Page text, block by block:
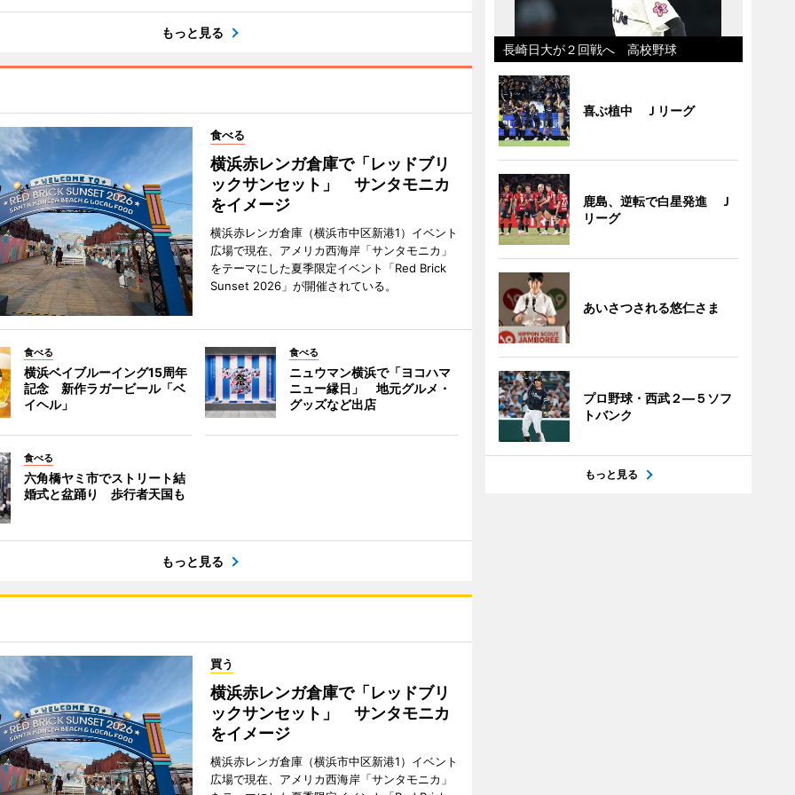
もっと見る
食べる
横浜赤レンガ倉庫で「レッドブリ
ックサンセット」 サンタモニカ
をイメージ
横浜赤レンガ倉庫（横浜市中区新港1）イベント
広場で現在、アメリカ西海岸「サンタモニカ」
をテーマにした夏季限定イベント「Red Brick
Sunset 2026」が開催されている。
食べる
横浜ベイブルーイング15周年
記念 新作ラガービール「ベ
イヘル」
食べる
ニュウマン横浜で「ヨコハマ
ニュー縁日」 地元グルメ・
グッズなど出店
食べる
六角橋ヤミ市でストリート結
婚式と盆踊り 歩行者天国も
もっと見る
買う
横浜赤レンガ倉庫で「レッドブリ
ックサンセット」 サンタモニカ
をイメージ
横浜赤レンガ倉庫（横浜市中区新港1）イベント
広場で現在、アメリカ西海岸「サンタモニカ」
長崎日大が２回戦へ 高校野球
喜ぶ植中 Ｊリーグ
鹿島、逆転で白星発進 Ｊ
リーグ
あいさつされる悠仁さま
プロ野球・西武２―５ソフ
トバンク
もっと見る